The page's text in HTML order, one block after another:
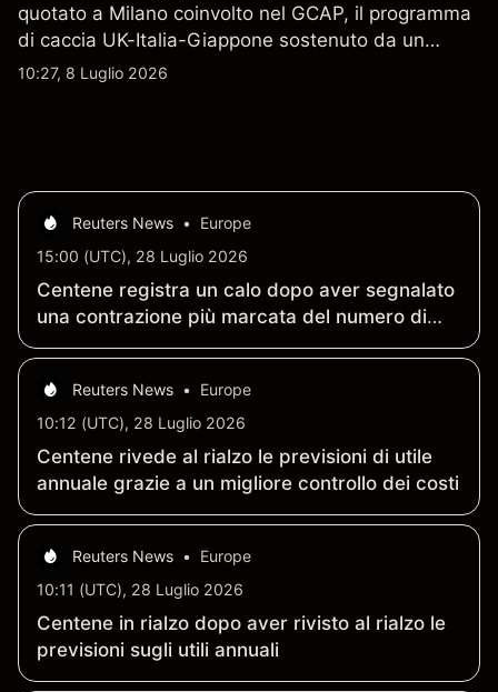
quotato a Milano coinvolto nel GCAP, il programma
di caccia UK-Italia-Giappone sostenuto da un
contratto da 4,6 miliardi di sterline. I risultati
10:27, 8 Luglio 2026
Reuters News •
Europe
15:00 (UTC), 28 Luglio 2026
Centene registra un calo dopo aver segnalato
una contrazione più marcata del numero di
iscritti a Medicaid
Reuters News •
Europe
10:12 (UTC), 28 Luglio 2026
Centene rivede al rialzo le previsioni di utile
annuale grazie a un migliore controllo dei costi
Reuters News •
Europe
10:11 (UTC), 28 Luglio 2026
Centene in rialzo dopo aver rivisto al rialzo le
previsioni sugli utili annuali